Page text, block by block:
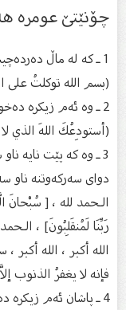
چۆنێتێ عومره‌
(بسم الله توكلتُ على
(أستودِعُكَ اللهَ الذي لا
3 ـ وە كە پێت نایە ناو
دوای سەركەوتنە ناو
الـحمد لله ، [ سُبْحانَ
رَبِّنَا لَمُنقَلِبُونَ] ،
الله أكبر ، الله أكبر
فإنه لا يغفرُ الذنوب إلاَّ